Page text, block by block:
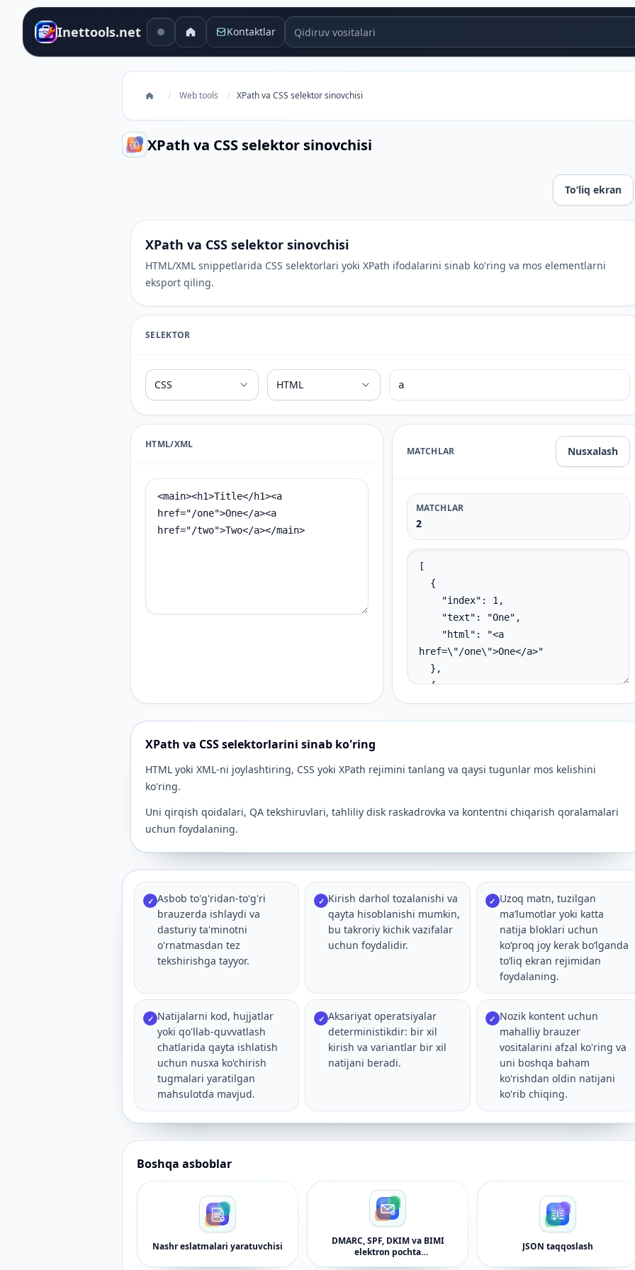
Inettools.net Kontaktlar Qidiruv vositalari
/ Web tools / XPath va CSS selektor sinovchisi
XPath va CSS selektor sinovchisi
Toʻliq ekran
XPath va CSS selektor sinovchisi
HTML/XML snippetlarida CSS selektorlari yoki XPath ifodalarini sinab ko'ring va mos elementlarni
eksport qiling.
SELEKTOR
HTML/XML
MATCHLAR Nusxalash
MATCHLAR
2
XPath va CSS selektorlarini sinab ko'ring
HTML yoki XML-ni joylashtiring, CSS yoki XPath rejimini tanlang va qaysi tugunlar mos kelishini
ko'ring.
Uni qirqish qoidalari, QA tekshiruvlari, tahliliy disk raskadrovka va kontentni chiqarish qoralamalari
uchun foydalaning.
✓ Asbob to'g'ridan-to'g'ri
brauzerda ishlaydi va
dasturiy ta'minotni
o'rnatmasdan tez
tekshirishga tayyor.
✓ Kirish darhol tozalanishi va
qayta hisoblanishi mumkin,
bu takroriy kichik vazifalar
uchun foydalidir.
✓ Uzoq matn, tuzilgan
maʼlumotlar yoki katta
natija bloklari uchun
koʻproq joy kerak boʻlganda
toʻliq ekran rejimidan
foydalaning.
✓ Natijalarni kod, hujjatlar
yoki qo'llab-quvvatlash
chatlarida qayta ishlatish
uchun nusxa ko'chirish
tugmalari yaratilgan
mahsulotda mavjud.
✓ Aksariyat operatsiyalar
deterministikdir: bir xil
kirish va variantlar bir xil
natijani beradi.
✓ Nozik kontent uchun
mahalliy brauzer
vositalarini afzal ko'ring va
uni boshqa baham
ko'rishdan oldin natijani
ko'rib chiqing.
Boshqa asboblar
Nashr eslatmalari yaratuvchisi
DMARC, SPF, DKIM va BIMI
elektron pochta
JSON taqqoslash